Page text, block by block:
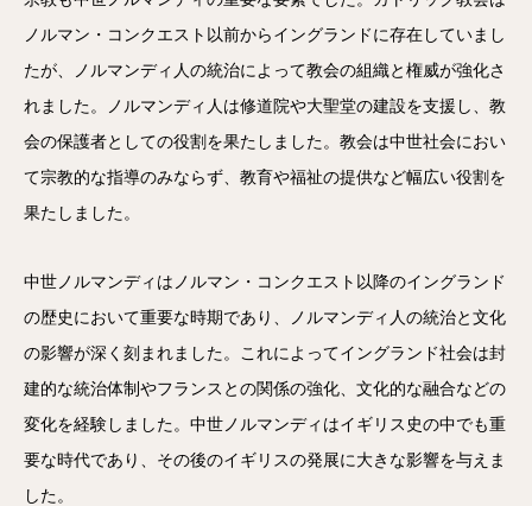
ノルマン・コンクエスト以前からイングランドに存在していまし
たが、ノルマンディ人の統治によって教会の組織と権威が強化さ
れました。ノルマンディ人は修道院や大聖堂の建設を支援し、教
会の保護者としての役割を果たしました。教会は中世社会におい
て宗教的な指導のみならず、教育や福祉の提供など幅広い役割を
果たしました。
中世ノルマンディはノルマン・コンクエスト以降のイングランド
の歴史において重要な時期であり、ノルマンディ人の統治と文化
の影響が深く刻まれました。これによってイングランド社会は封
建的な統治体制やフランスとの関係の強化、文化的な融合などの
変化を経験しました。中世ノルマンディはイギリス史の中でも重
要な時代であり、その後のイギリスの発展に大きな影響を与えま
した。